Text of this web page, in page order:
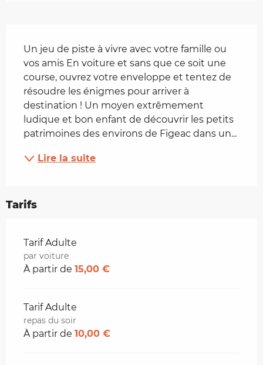
Un jeu de piste à vivre avec votre famille ou
vos amis En voiture et sans que ce soit une
course, ouvrez votre enveloppe et tentez de
résoudre les énigmes pour arriver à
destination ! Un moyen extrêmement
ludique et bon enfant de découvrir les petits
patrimoines des environs de Figeac dans un...
Lire la suite
Tarifs
Tarifs 2026
Tarif Adulte
par voiture
À partir de 15,00 €
Tarif Adulte
repas du soir
À partir de 10,00 €